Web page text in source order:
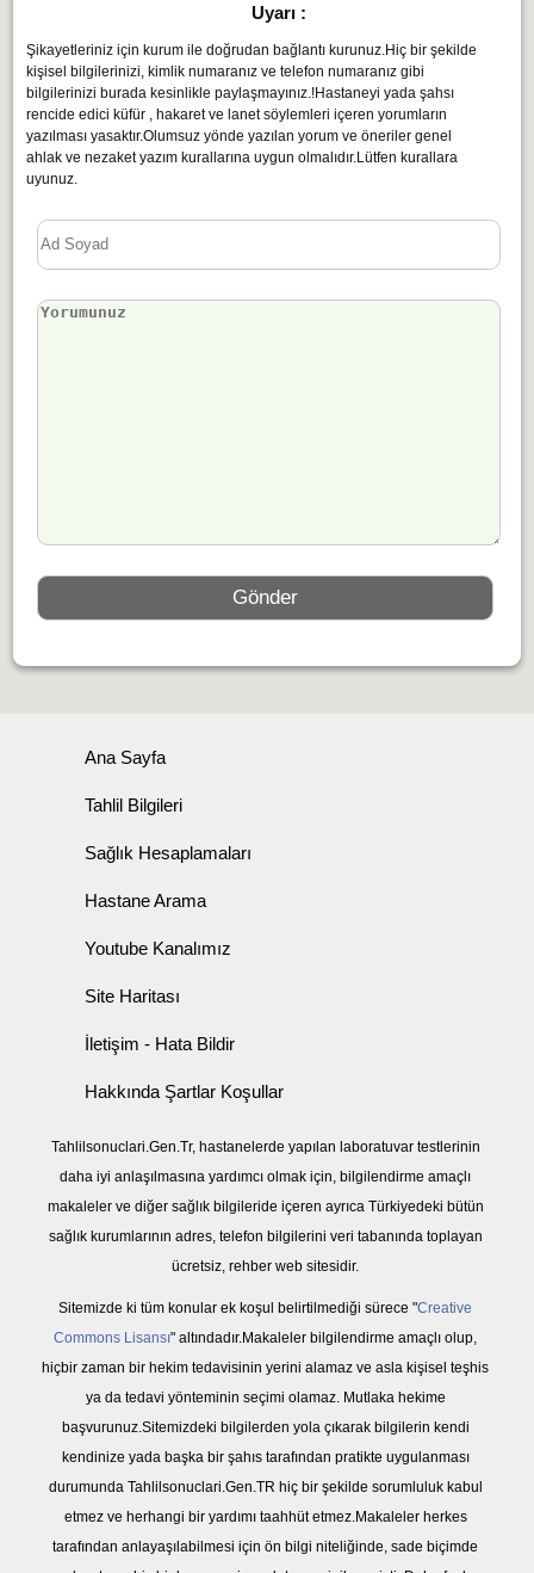
Uyarı :
Şikayetleriniz için kurum ile doğrudan bağlantı kurunuz.Hiç bir şekilde
kişisel bilgilerinizi, kimlik numaranız ve telefon numaranız gibi
bilgilerinizi burada kesinlikle paylaşmayınız.!Hastaneyi yada şahsı
rencide edici küfür , hakaret ve lanet söylemleri içeren yorumların
yazılması yasaktır.Olumsuz yönde yazılan yorum ve öneriler genel
ahlak ve nezaket yazım kurallarına uygun olmalıdır.Lütfen kurallara
uyunuz.
Ana Sayfa
Tahlil Bilgileri
Sağlık Hesaplamaları
Hastane Arama
Youtube Kanalımız
Site Haritası
İletişim - Hata Bildir
Hakkında Şartlar Koşullar
Tahlilsonuclari.Gen.Tr, hastanelerde yapılan laboratuvar testlerinin
daha iyi anlaşılmasına yardımcı olmak için, bilgilendirme amaçlı
makaleler ve diğer sağlık bilgileride içeren ayrıca Türkiyedeki bütün
sağlık kurumlarının adres, telefon bilgilerini veri tabanında toplayan
ücretsiz, rehber web sitesidir.
Sitemizde ki tüm konular ek koşul belirtilmediği sürece "Creative
Commons Lisansı" altındadır.Makaleler bilgilendirme amaçlı olup,
hiçbir zaman bir hekim tedavisinin yerini alamaz ve asla kişisel teşhis
ya da tedavi yönteminin seçimi olamaz. Mutlaka hekime
başvurunuz.Sitemizdeki bilgilerden yola çıkarak bilgilerin kendi
kendinize yada başka bir şahıs tarafından pratikte uygulanması
durumunda Tahlilsonuclari.Gen.TR hiç bir şekilde sorumluluk kabul
etmez ve herhangi bir yardımı taahhüt etmez.Makaleler herkes
tarafından anlayaşılabilmesi için ön bilgi niteliğinde, sade biçimde